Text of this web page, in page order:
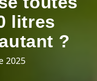
litres
?
2025